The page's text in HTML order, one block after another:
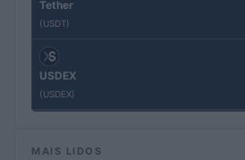
Tether
(USDT)
USDEX
(USDEX)
MAIS LIDOS